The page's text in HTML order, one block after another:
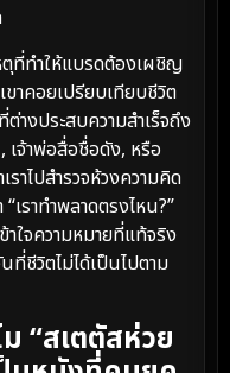
ที่ทำให้แบรดต้องเผชิญ
ขาคอยเปรียบเทียบชีวิต
งประสบความสำเร็จถึง
เจ้าพ่อสื่อชื่อดัง, หรือ
าไปสำรวจห้วงความคิด
ราทำพลาดตรงไหน?”
าใจความหมายที่แท้จริง
ที่ชีวิตไม่ได้เป็นไปตาม
“สเตตัสห่วย